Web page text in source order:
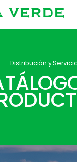
Distribución y Servicio